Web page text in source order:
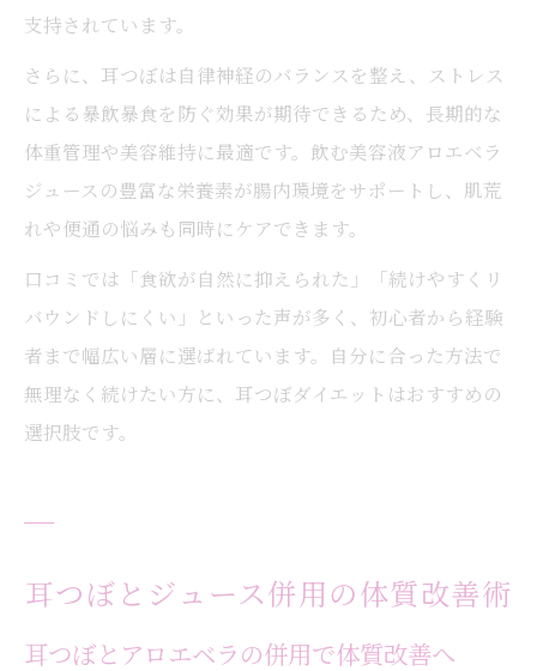
支持されています。
さらに、耳つぼは自律神経のバランスを整え、ストレス
による暴飲暴食を防ぐ効果が期待できるため、長期的な
体重管理や美容維持に最適です。飲む美容液アロエベラ
ジュースの豊富な栄養素が腸内環境をサポートし、肌荒
れや便通の悩みも同時にケアできます。
口コミでは「食欲が自然に抑えられた」「続けやすくリ
バウンドしにくい」といった声が多く、初心者から経験
者まで幅広い層に選ばれています。自分に合った方法で
無理なく続けたい方に、耳つぼダイエットはおすすめの
選択肢です。
耳つぼとジュース併用の体質改善術
耳つぼとアロエベラの併用で体質改善へ